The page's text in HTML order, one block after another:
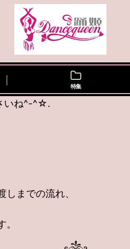
特集
いね^-^☆.
までの流れ、